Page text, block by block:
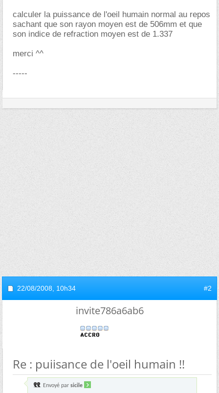
calculer la puissance de l'oeil humain normal au repos
sachant que son rayon moyen est de 506mm et que
son indice de refraction moyen est de 1.337
merci ^^
-----
22/08/2008, 10h34 #2
invite786a6ab6
Re : puiisance de l'oeil humain !!
Envoyé par sicile